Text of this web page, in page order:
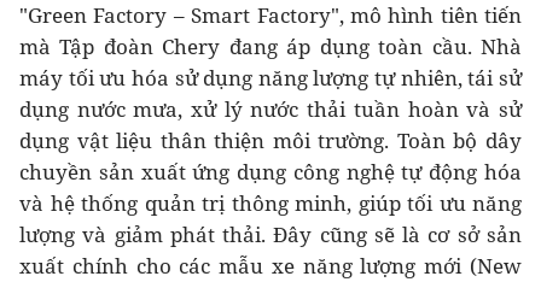
"Green Factory – Smart Factory", mô hình tiên tiến
mà Tập đoàn Chery đang áp dụng toàn cầu. Nhà
máy tối ưu hóa sử dụng năng lượng tự nhiên, tái sử
dụng nước mưa, xử lý nước thải tuần hoàn và sử
dụng vật liệu thân thiện môi trường. Toàn bộ dây
chuyền sản xuất ứng dụng công nghệ tự động hóa
và hệ thống quản trị thông minh, giúp tối ưu năng
lượng và giảm phát thải. Đây cũng sẽ là cơ sở sản
xuất chính cho các mẫu xe năng lượng mới (New